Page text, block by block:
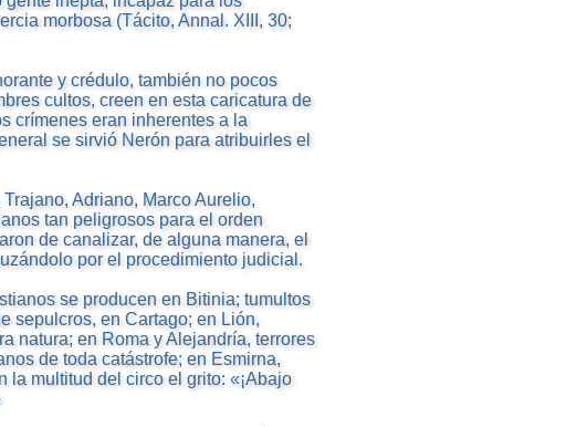
morbosa (Tácito, Annal. XIII, 30;
y crédulo, también no pocos
cultos, creen en esta caricatura de
crímenes eran inherentes a la
se sirvió Nerón para atribuirles el
Adriano, Marco Aurelio,
tan peligrosos para el orden
de canalizar, de alguna manera, el
por el procedimiento judicial.
se producen en Bitinia; tumultos
sepulcros, en Cartago; en Lión,
natura; en Roma y Alejandría, terrores
de toda catástrofe; en Esmirna,
la multitud del circo el grito: «¡Abajo